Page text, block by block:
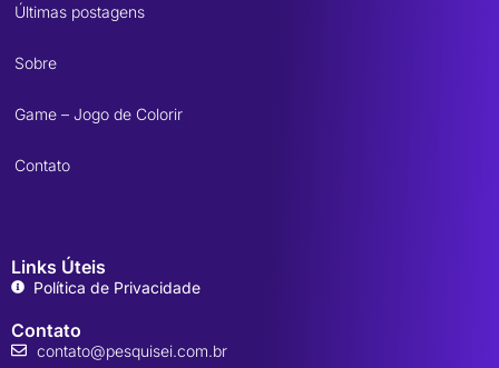
Últimas postagens
Sobre
Game – Jogo de Colorir
Contato
Links Úteis
Política de Privacidade
Contato
contato@pesquisei.com.br